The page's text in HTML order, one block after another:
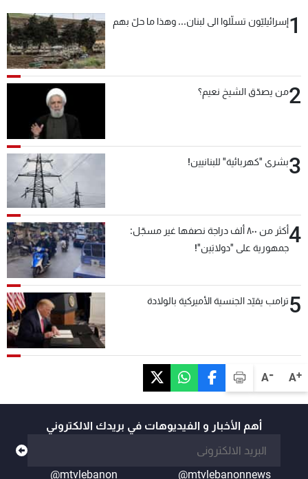
A+
A-
1إسرائيليّون تسلّلوا الى لبنان... وهذا ما حلّ بهم
2من يصدّق الشيخ نعيم؟
3بشرى "كهربائية" للبنانيين!
4
أكثر من ٨٠٠ ألف دراجة نصفها غير مسجّل:
جمهورية على "دولابَين"!
5ترامب يقيّد الجنسية الأميركية بالولادة
أهم الأخبار و الفيديوهات في بريدك الالكتروني
@mtvlebanonnews
@mtvlebanon